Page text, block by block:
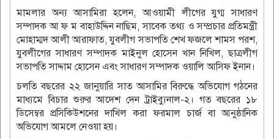
মামলার অন্য আসামিরা হলেন, আওয়ামী লীগের যুগ্ম সাধারণ
সম্পাদক আ ফ ম বাহাউদ্দিন নাছিম, সাবেক তথ্য ও সম্প্রচার প্রতিমন্ত্রী
মোহাম্মদ আলী আরাফাত, যুবলীগ সভাপতি শেখ ফজলে শামস পরশ,
যুবলীগের সাধারণ সম্পাদক মাইনুল হোসেন খান নিখিল, ছাত্রলীগ
সভাপতি সাদ্দাম হোসেন এবং সাধারণ সম্পাদক ওয়ালি আসিফ ইনান।
চলতি বছরের ২২ জানুয়ারি সাত আসামির বিরুদ্ধে অভিযোগ গঠনের
মাধ্যমে বিচার শুরুর আদেশ দেন ট্রাইব্যুনাল-২। গত বছরের ১৮
ডিসেম্বর প্রসিকিউশনের দাখিল করা ফরমাল চার্জ বা আনুষ্ঠানিক
অভিযোগ আমলে নেওয়া হয়।